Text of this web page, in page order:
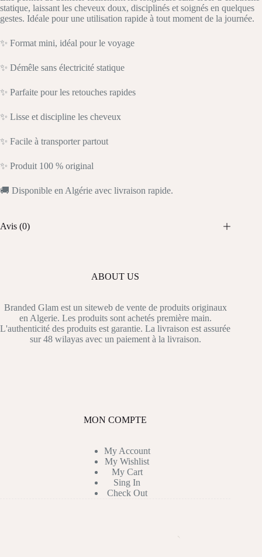
statique, laissant les cheveux doux, disciplinés et soignés en quelques
gestes. Idéale pour une utilisation rapide à tout moment de la journée.
✨ Format mini, idéal pour le voyage
✨ Démêle sans électricité statique
✨ Parfaite pour les retouches rapides
✨ Lisse et discipline les cheveux
✨ Facile à transporter partout
✨ Produit 100 % original
🚚 Disponible en Algérie avec livraison rapide.
Avis (0)
ABOUT US
Branded Glam est un siteweb de vente de produits originaux
en Algerie. Les produits sont achetés première main.
L'authenticité des produits est garantie. La livraison est assurée
sur 48 wilayas avec un paiement à la livraison.
MON COMPTE
My Account
My Wishlist
My Cart
Sing In
Check Out